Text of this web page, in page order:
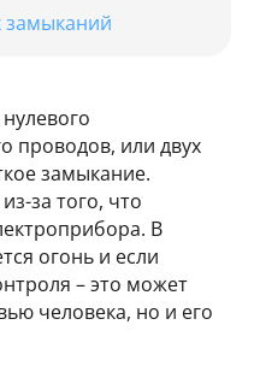
проводов, или двух
замыкание.
за того, что
В
огонь и если
– это может
человека, но и его
замыканий